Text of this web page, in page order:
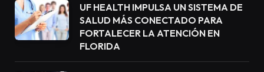
UF HEALTH IMPULSA UN SISTEMA DE
SALUD MÁS CONECTADO PARA
FORTALECER LA ATENCIÓN EN
FLORIDA